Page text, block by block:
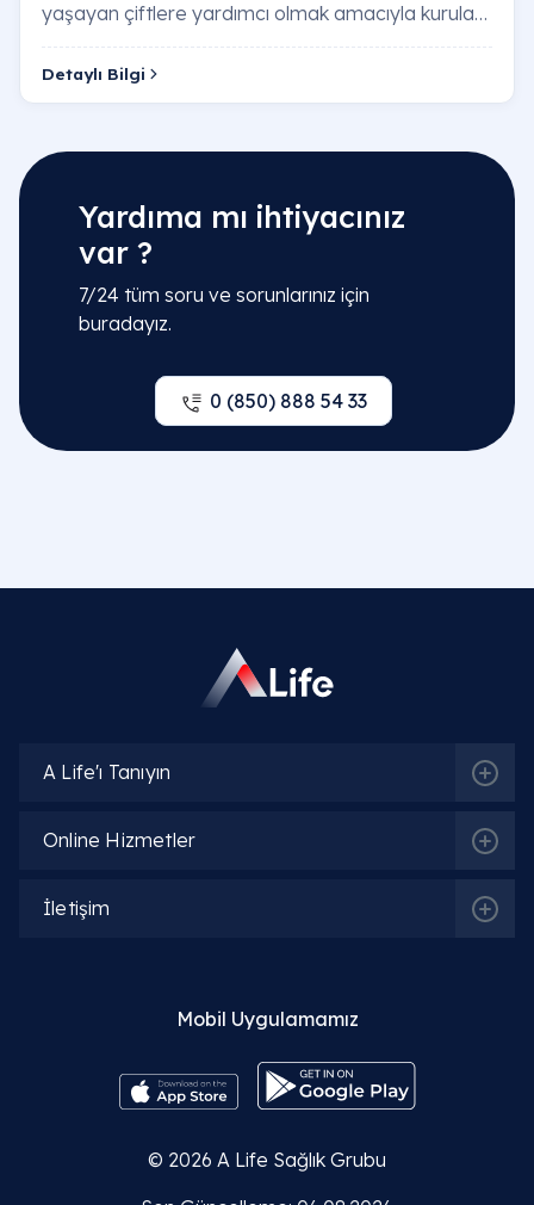
yaşayan çiftlere yardımcı olmak amacıyla kurulan
özel bir sağlık birimidir. Bu merkezler…
Detaylı Bilgi
Yardıma mı ihtiyacınız
var ?
7/24 tüm soru ve sorunlarınız için
buradayız.
0 (850) 888 54 33
A Life'ı Tanıyın
Online Hizmetler
İletişim
Mobil Uygulamamız
© 2026 A Life Sağlık Grubu